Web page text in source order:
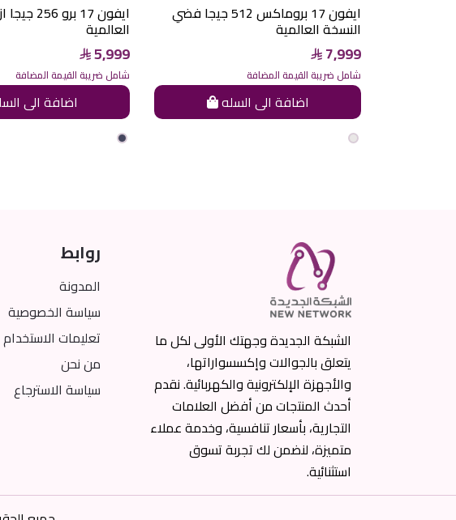
ايفون 17
العالمية
5,999
شامل ضريبة القيمة المضافة
اضافة الى
ايفون 17 بروماكس 512 جيجا فضي
النسخة العالمية
7,999
شامل ضريبة القيمة المضافة
اضافة الى السله
الشبكة الجديدة وجهتك الأولى لكل ما
يتعلق بالجوالات وإكسسواراتها،
والأجهزة الإلكترونية والكهربائية. نقدم
أحدث المنتجات من أفضل العلامات
التجارية، بأسعار تنافسية، وخدمة عملاء
متميزة، لنضمن لك تجربة تسوق
استثنائية.
روابط
المدونة
سياسة الخصوصية
تعليمات الاستخدام
من نحن
سياسة الاسترجاع